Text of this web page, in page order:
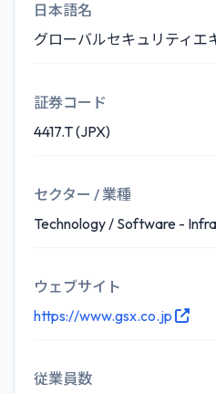
日本語名
グローバルセキュリティエ
証券コード
4417.T (JPX)
セクター / 業種
Technology / Software -
ウェブサイト
https://www.gsx.co.jp
従業員数